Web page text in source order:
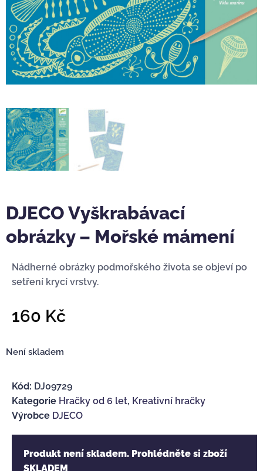
DJECO Vyškrabávací
obrázky – Mořské mámení
Nádherné obrázky podmořského života se objeví po
setření krycí vrstvy.
160 Kč
Není skladem
Kód: DJ09729
Kategorie Hračky od 6 let, Kreativní hračky
Výrobce DJECO
Produkt není skladem. Prohlédněte si zboží
SKLADEM